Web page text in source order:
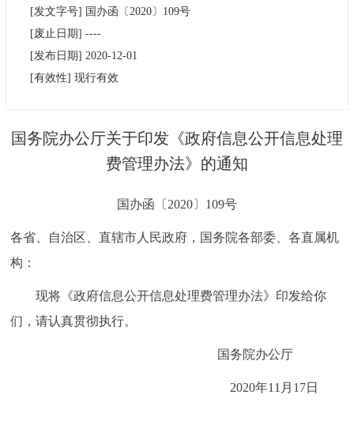
政务公开
市领导
政策兑现 政策解读 回应关切
专题公开
个人服务 法人服务 部门服务
中介服务
[发文字号] 国办函 〔2020〕 109号
[废止日期] ----
[发布日期] 2020-12-01
[有效性] 现行有效
国务院办公厅关于印发《政府信息公开信息处理
费管理办法》的通知
国办函〔2020〕109号
各省、自治区、直辖市人民政府，国务院各部委、各直属机
构：
现将《政府信息公开信息处理费管理办法》印发给你
们，请认真贯彻执行。
国务院办公厅
2020年11月17日